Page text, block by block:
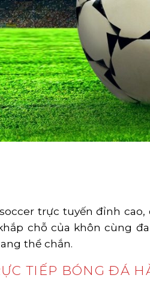
trực tuyến đỉnh
chỗ của khôn cùng
thể chắn.
TIẾP BÓNG ĐÁ